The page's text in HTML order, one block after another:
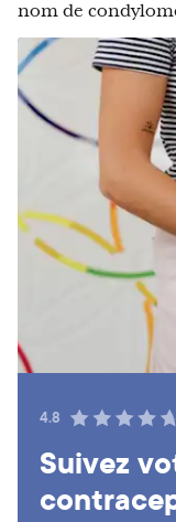
nom de
4.8
Suivez